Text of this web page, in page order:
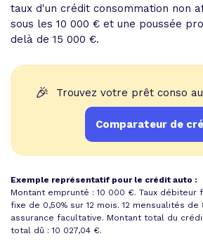
taux d'un crédit consommation non
sous les 10 000 € et une poussée
delà de 15 000 €.
🎉 Trouvez votre prêt conso
Comparateur de
Exemple représentatif pour le crédit auto :
Montant emprunté : 10 000 €. Taux débiteur
fixe de 0,50% sur 12 mois.12 mensualités de
assurance facultative. Montant total du
total dû : 10 027,04 €.